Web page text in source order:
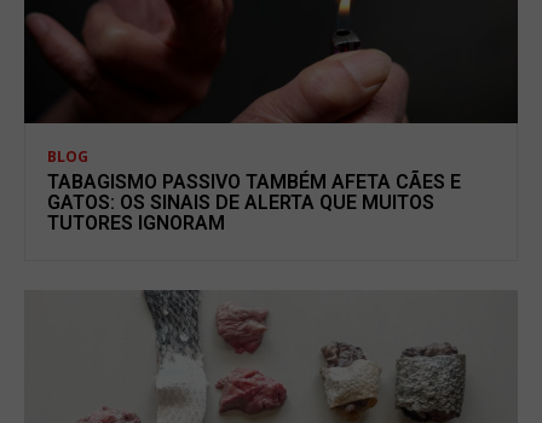
BLOG
TABAGISMO PASSIVO TAMBÉM AFETA CÃES E
GATOS: OS SINAIS DE ALERTA QUE MUITOS
TUTORES IGNORAM